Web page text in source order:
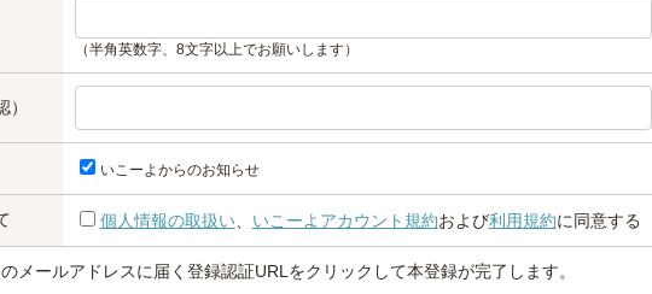
（半角英数字、8文字以上でお願いします）
いこーよからのお知らせ
個人情報の取扱い、 いこーよアカウント規約および利用規約に同意する
メールアドレスに届く登録認証URLをクリックして本登録が完了します。